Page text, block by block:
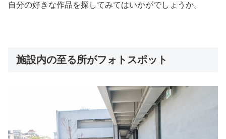
自分の好きな作品を探してみてはいかがでしょうか。
施設内の至る所がフォトスポット